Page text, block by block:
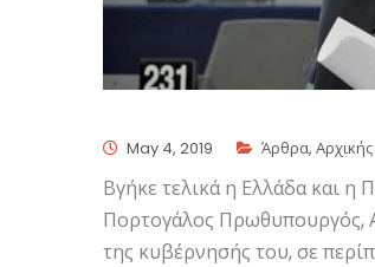
May 4, 2019 Άρθρα, Αρχικής
Βγήκε τελικά η Ελλάδα και η
Πορτογάλος Πρωθυπουργός,
της κυβέρνησής του, σε